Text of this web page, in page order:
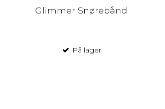
Glimmer Snørebånd
På lager